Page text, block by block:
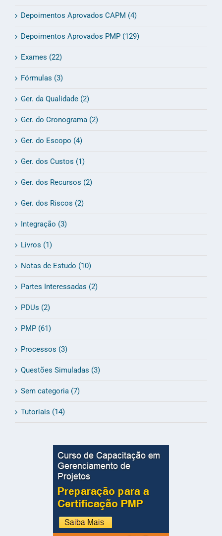
Depoimentos Aprovados CAPM (4)
Depoimentos Aprovados PMP (129)
Exames (22)
Fórmulas (3)
Ger. da Qualidade (2)
Ger. do Cronograma (2)
Ger. do Escopo (4)
Ger. dos Custos (1)
Ger. dos Recursos (2)
Ger. dos Riscos (2)
Integração (3)
Livros (1)
Notas de Estudo (10)
Partes Interessadas (2)
PDUs (2)
PMP (61)
Processos (3)
Questões Simuladas (3)
Sem categoria (7)
Tutoriais (14)